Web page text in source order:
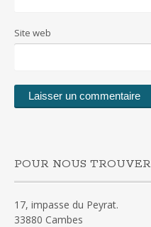
Site web
POUR NOUS TROUVER
17, impasse du Peyrat.
33880 Cambes